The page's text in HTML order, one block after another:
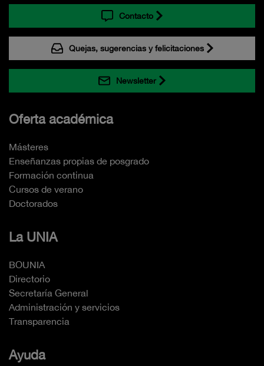
Contacto
Quejas, sugerencias y felicitaciones
Newsletter
Oferta académica
Másteres
Enseñanzas propias de posgrado
Formación continua
Cursos de verano
Doctorados
La UNIA
BOUNIA
Directorio
Secretaría General
Administración y servicios
Transparencia
Ayuda